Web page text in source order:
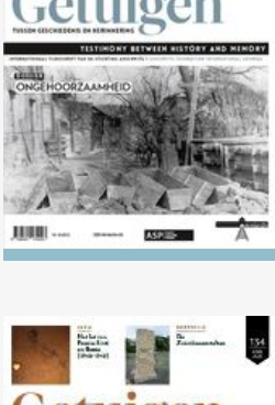
Nr. 135 (10/2022)
Ongehoorzaamheid